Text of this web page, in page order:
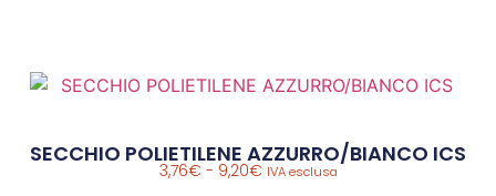
SECCHIO POLIETILENE AZZURRO/BIANCO ICS
3,76€ - 9,20€ IVA esclusa